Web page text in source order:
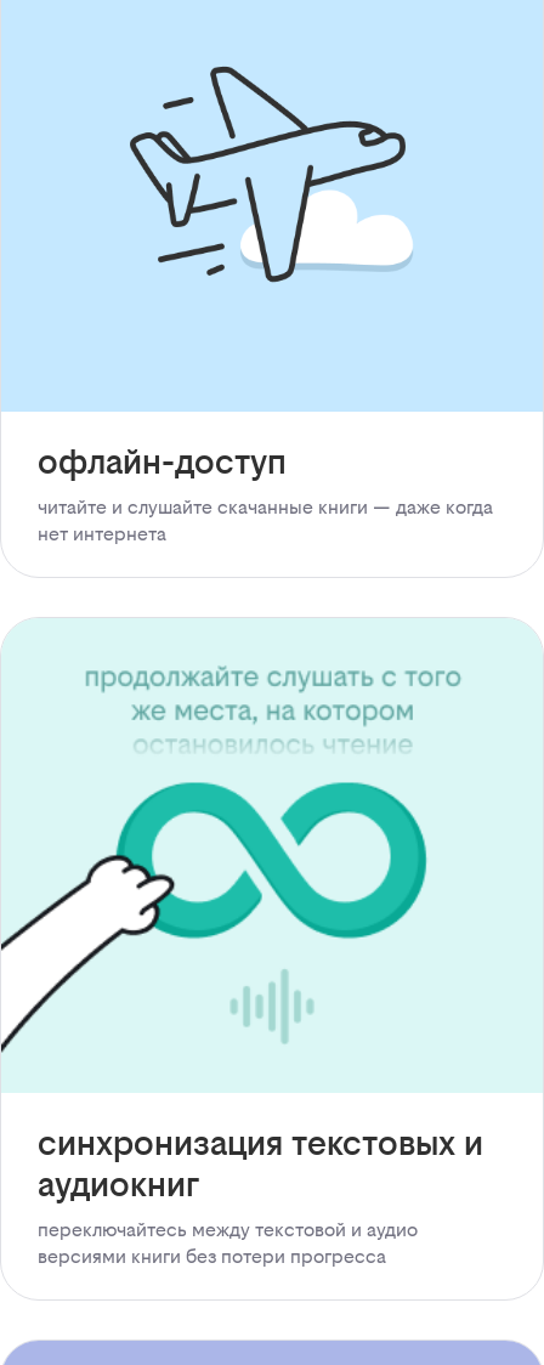
офлайн-доступ
читайте и слушайте скачанные книги — даже когда
нет интернета
синхронизация текстовых и
аудиокниг
переключайтесь между текстовой и аудио
версиями книги без потери прогресса